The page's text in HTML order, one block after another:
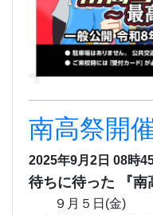
南高祭開
2025年9月2日 08時
待ちに待った 『南
９月５日(金)